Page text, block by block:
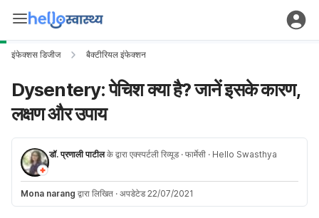
इंफेक्शस डिजीज बैक्टीरियल इंफेक्शन
Dysentery: पेचिश क्या है? जानें इसके कारण,
लक्षण और उपाय
डॉ. प्रणाली पाटीलके द्वारा एक्स्पर्टली रिव्यूड · फार्मेसी · Hello Swasthya
Mona narang द्वारा लिखित · अपडेटेड 22/07/2021